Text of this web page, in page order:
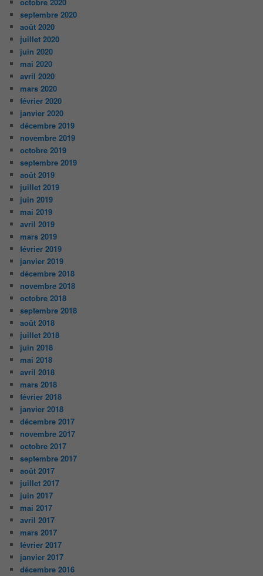
octobre 2020
septembre 2020
août 2020
juillet 2020
juin 2020
mai 2020
avril 2020
mars 2020
février 2020
janvier 2020
décembre 2019
novembre 2019
octobre 2019
septembre 2019
août 2019
juillet 2019
juin 2019
mai 2019
avril 2019
mars 2019
février 2019
janvier 2019
décembre 2018
novembre 2018
octobre 2018
septembre 2018
août 2018
juillet 2018
juin 2018
mai 2018
avril 2018
mars 2018
février 2018
janvier 2018
décembre 2017
novembre 2017
octobre 2017
septembre 2017
août 2017
juillet 2017
juin 2017
mai 2017
avril 2017
mars 2017
février 2017
janvier 2017
décembre 2016